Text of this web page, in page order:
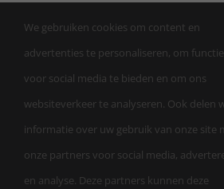
© Copyright | Trainingsschool
We gebruiken cookies om content en
advertenties te personaliseren, om
voor social media te bieden en om ons
websiteverkeer te analyseren. Ook delen
informatie over uw gebruik van onze site
onze partners voor social media,
en analyse. Deze partners kunnen deze